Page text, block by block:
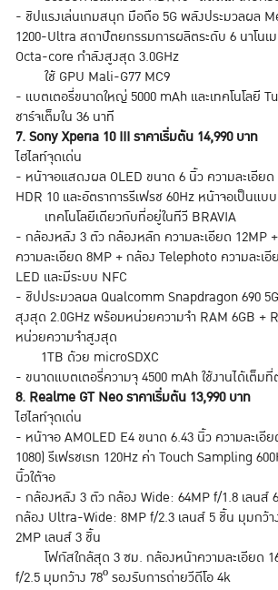
- ชิปแรงเล่นเกมสนุก มือถือ 5G พลังประมวลผล
1200-Ultra สถาปัตยกรรมการผลิตระดับ 6 นาโนเ
Octa-core กำลังสูงสุด 3.0GHz
ใช้ GPU Mali-G77 MC9
- แบตเตอรี่ขนาดใหญ่ 5000 mAh และเทคโนโลยี
ชาร์จเต็มใน 36 นาที
7. Sony Xperia 10 III ราคาเริ่มต้น 14,990 บาท
ไฮไลท์จุดเด่น
- หน้าจอแสดงผล OLED ขนาด 6 นิ้ว ความละเอียด
HDR 10 และอัตราการรีเฟรช 60Hz หน้าจอเป็นแบ
เทคโนโลยีเดียวกับที่อยู่ในทีวี BRAVIA
- กล้องหลัง 3 ตัว กล้องหลัก ความละเอียด 12MP
ความละเอียด 8MP + กล้อง Telephoto ความละเ
LED และมีระบบ NFC
- ชิปประมวลผล Qualcomm Snapdragon 690
สุงสุด 2.0GHz พร้อมหน่วยความจำ RAM 6GB +
หน่วยความจำสูงสุด
1TB ด้วย microSDXC
- ขนาดแบตเตอรี่ความจุ 4500 mAh ใช้งานได้เต็ม
8. Realme GT Neo ราคาเริ่มต้น 13,990 บาท
ไฮไลท์จุดเด่น
- หน้าจอ AMOLED E4 ขนาด 6.43 นิ้ว ความละเอี
1080) รีเฟรชเรท 120Hz ค่า Touch Sampling
นิ้วใต้จอ
- กล้องหลัง 3 ตัว กล้อง Wide: 64MP f/1.8 เลนส์
กล้อง Ultra-Wide: 8MP f/2.3 เลนส์ 5 ชิ้น มุมกว้
2MP เลนส์ 3 ชิ้น
โฟกัสใกล้สุด 3 ซม. กล้องหน้าความละเอียด
f/2.5 มุมกว้าง 78º รองรับการถ่ายวีดีโอ 4k